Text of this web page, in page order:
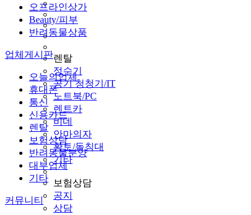
렌탈
정수기
공기 청청기/IT
노트북/PC
렌트카
비데
안마의자
황토/돌침대
기타
보험상담
공지
상담
오프라인상가
Beauty/피부
반려동물상품
업체게시판
오늘의업체
휴대폰
통신
신용카드
렌탈
보험상담
반려동물분양
대부업체
기타
커뮤니티